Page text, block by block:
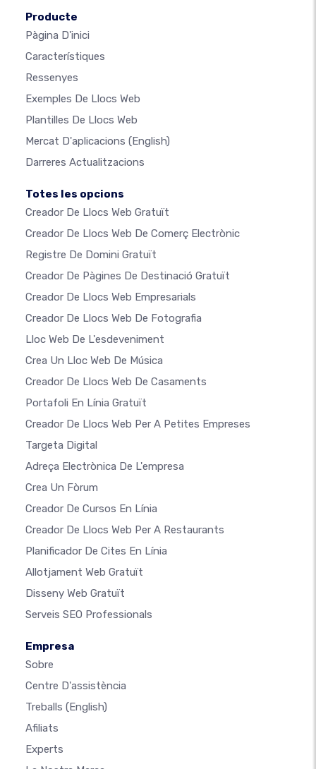
Producte
Pàgina D'inici
Característiques
Ressenyes
Exemples De Llocs Web
Plantilles De Llocs Web
Mercat D'aplicacions (English)
Darreres Actualitzacions
Totes les opcions
Creador De Llocs Web Gratuït
Creador De Llocs Web De Comerç Electrònic
Registre De Domini Gratuït
Creador De Pàgines De Destinació Gratuït
Creador De Llocs Web Empresarials
Creador De Llocs Web De Fotografia
Lloc Web De L'esdeveniment
Crea Un Lloc Web De Música
Creador De Llocs Web De Casaments
Portafoli En Línia Gratuït
Creador De Llocs Web Per A Petites Empreses
Targeta Digital
Adreça Electrònica De L'empresa
Crea Un Fòrum
Creador De Cursos En Línia
Creador De Llocs Web Per A Restaurants
Planificador De Cites En Línia
Allotjament Web Gratuït
Disseny Web Gratuït
Serveis SEO Professionals
Empresa
Sobre
Centre D'assistència
Treballs (English)
Afiliats
Experts